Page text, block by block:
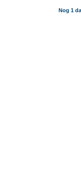
Nog 1